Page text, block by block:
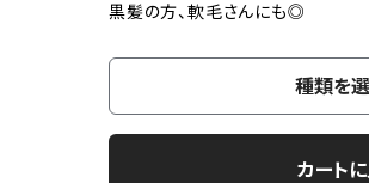
黒髪の方、軟毛さんにも◎
種類を
カート